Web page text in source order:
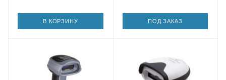
В КОРЗИНУ ПОД ЗАКАЗ